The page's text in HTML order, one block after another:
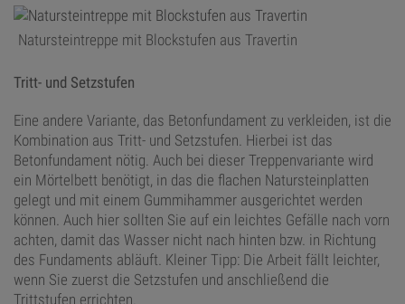
Natursteintreppe mit Blockstufen aus Travertin
Tritt- und Setzstufen
Eine andere Variante, das Betonfundament zu verkleiden, ist die
Kombination aus Tritt- und Setzstufen. Hierbei ist das
Betonfundament nötig. Auch bei dieser Treppenvariante wird
ein Mörtelbett benötigt, in das die flachen Natursteinplatten
gelegt und mit einem Gummihammer ausgerichtet werden
können. Auch hier sollten Sie auf ein leichtes Gefälle nach vorn
achten, damit das Wasser nicht nach hinten bzw. in Richtung
des Fundaments abläuft. Kleiner Tipp: Die Arbeit fällt leichter,
wenn Sie zuerst die Setzstufen und anschließend die
Trittstufen errichten.